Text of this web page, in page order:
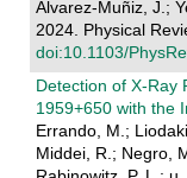
Alvarez-Muñiz, J.;
2024. Physical
doi:10.1103/
Detection of X-Ray
1959+650 with the
Errando, M.;
Middei, R.; Negro,